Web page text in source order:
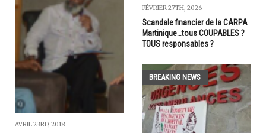
AVRIL 23RD, 2018
FÉVRIER 27TH, 2026
Scandale financier de la CARPA
Martinique…tous COUPABLES ?
TOUS responsables ?
BREAKING NEWS